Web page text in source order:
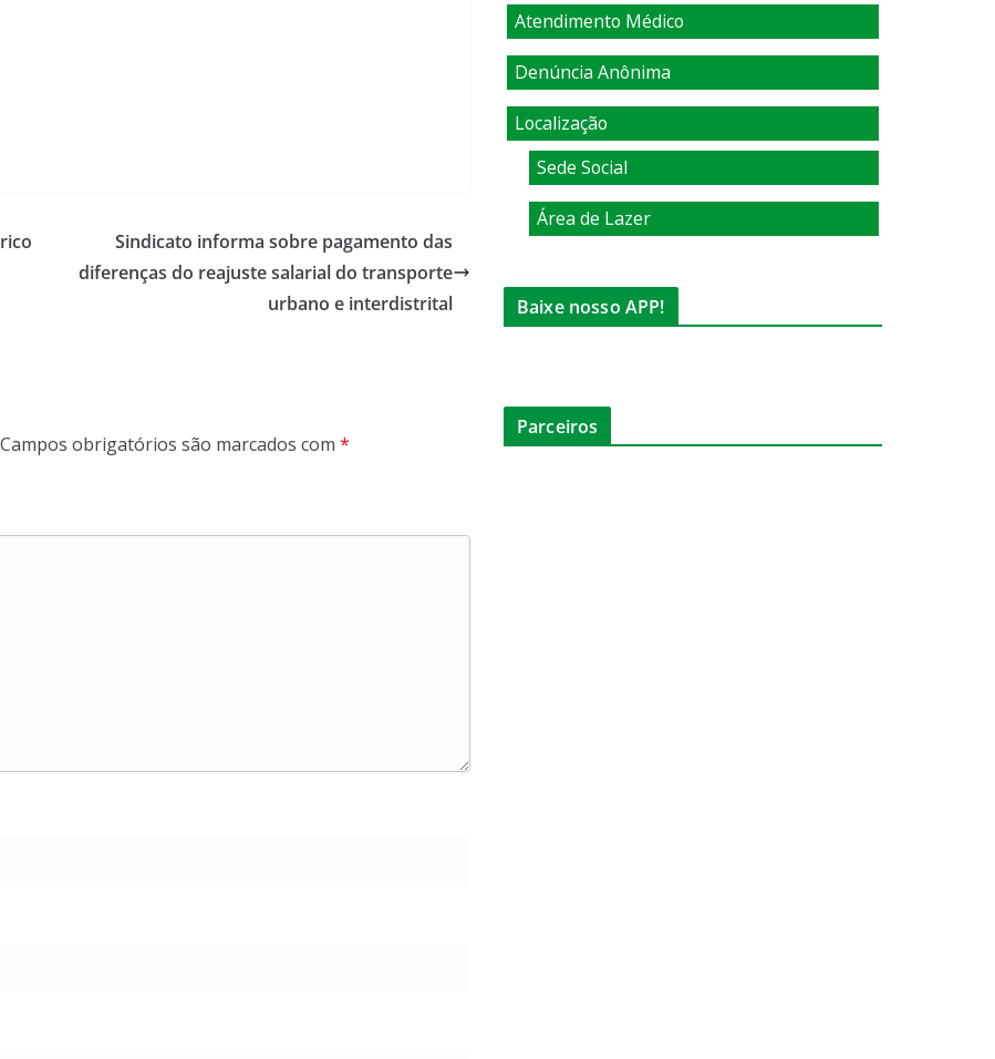
Sindicato informa sobre pagamento das
diferenças do reajuste salarial do transporte
urbano e interdistrital
Campos obrigatórios são marcados com *
Atendimento Médico
Denúncia Anônima
Localização
Sede Social
Área de Lazer
Baixe nosso APP!
Parceiros